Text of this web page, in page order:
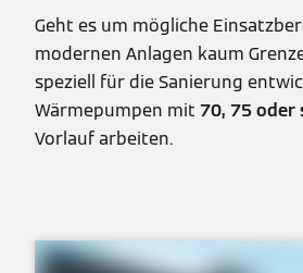
Geht es um mögliche
modernen Anlagen kaum
speziell für die Sanierung
Wärmepumpen mit 70, 75 oder
Vorlauf arbeiten.